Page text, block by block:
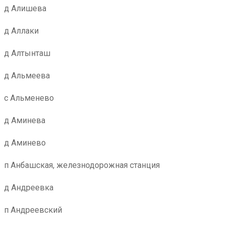
д Алишева
д Аллаки
д Алтынташ
д Альмеева
с Альменево
д Аминева
д Аминево
п Анбашская, железнодорожная станция
д Андреевка
п Андреевский